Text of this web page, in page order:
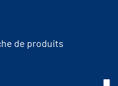
de produits